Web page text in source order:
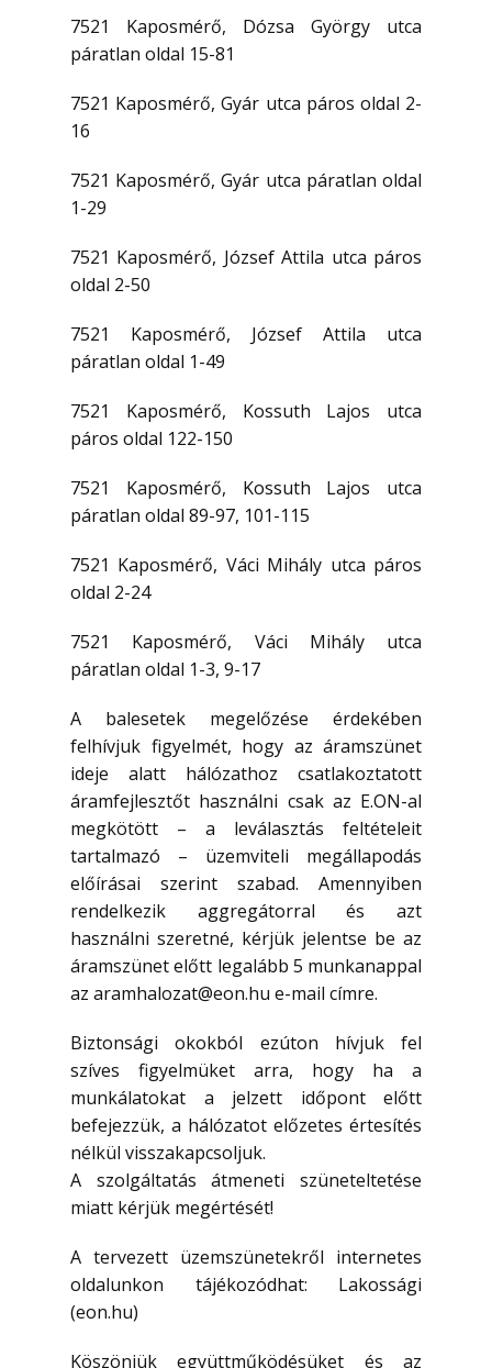
7521 Kaposmérő, Dózsa György utca
páratlan oldal 15-81
7521 Kaposmérő, Gyár utca páros oldal 2-
16
7521 Kaposmérő, Gyár utca páratlan oldal
1-29
7521 Kaposmérő, József Attila utca páros
oldal 2-50
7521 Kaposmérő, József Attila utca
páratlan oldal 1-49
7521 Kaposmérő, Kossuth Lajos utca
páros oldal 122-150
7521 Kaposmérő, Kossuth Lajos utca
páratlan oldal 89-97, 101-115
7521 Kaposmérő, Váci Mihály utca páros
oldal 2-24
7521 Kaposmérő, Váci Mihály utca
páratlan oldal 1-3, 9-17
A balesetek megelőzése érdekében
felhívjuk figyelmét, hogy az áramszünet
ideje alatt hálózathoz csatlakoztatott
áramfejlesztőt használni csak az E.ON-al
megkötött – a leválasztás feltételeit
tartalmazó – üzemviteli megállapodás
előírásai szerint szabad. Amennyiben
rendelkezik aggregátorral és azt
használni szeretné, kérjük jelentse be az
áramszünet előtt legalább 5 munkanappal
az aramhalozat@eon.hu e-mail címre.
Biztonsági okokból ezúton hívjuk fel
szíves figyelmüket arra, hogy ha a
munkálatokat a jelzett időpont előtt
befejezzük, a hálózatot előzetes értesítés
nélkül visszakapcsoljuk.
A szolgáltatás átmeneti szüneteltetése
miatt kérjük megértését!
A tervezett üzemszünetekről internetes
oldalunkon tájékozódhat: Lakossági
(eon.hu)
Köszönjük együttműködésüket és az